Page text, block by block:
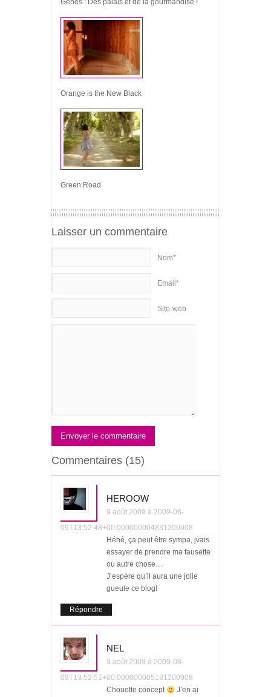
Gênes : Des palais et de la gourmandise !
Orange is the New Black
Green Road
Laisser un commentaire
Nom*
Email*
Site-web
Envoyer le commentaire
Commentaires (15)
HEROOW
9 août 2009 à 2009-08-
09T13:52:48+00:000000004831200908
Héhé, ça peut être sympa, jvais
essayer de prendre ma fausette
ou autre chose…
J’espère qu’il aura une jolie
gueule ce blog!
Répondre
NEL
9 août 2009 à 2009-08-
09T13:52:51+00:000000005131200908
Chouette concept
J’en ai